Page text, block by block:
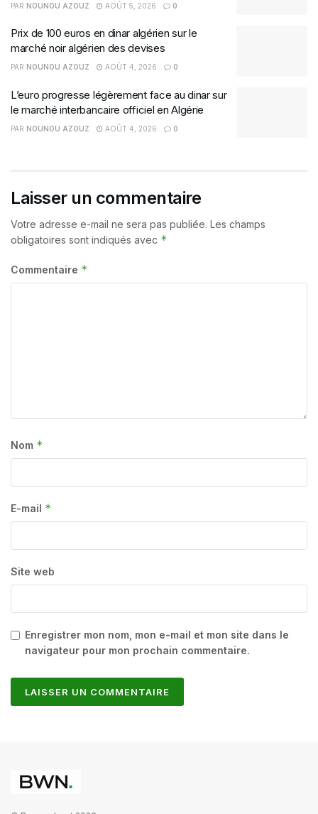
PAR NOUNOU AZOUZ AOÛT 5, 2026 0
Prix de 100 euros en dinar algérien sur le
marché noir algérien des devises
PAR NOUNOU AZOUZ AOÛT 4, 2026 0
L’euro progresse légèrement face au dinar sur
le marché interbancaire officiel en Algérie
PAR NOUNOU AZOUZ AOÛT 4, 2026 0
Laisser un commentaire
Votre adresse e-mail ne sera pas publiée. Les champs
obligatoires sont indiqués avec *
Commentaire *
Nom *
E-mail *
Site web
Enregistrer mon nom, mon e-mail et mon site dans le
navigateur pour mon prochain commentaire.